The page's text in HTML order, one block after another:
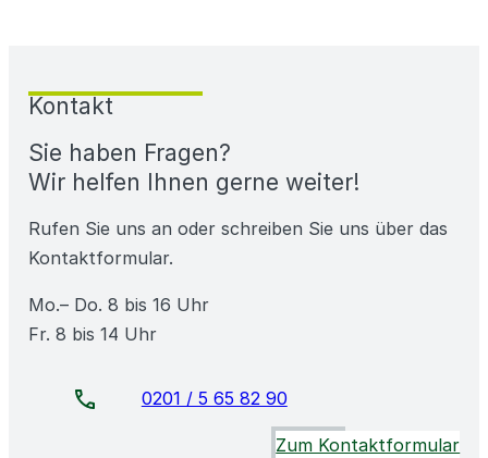
Kontakt
Sie haben Fragen?
Wir helfen Ihnen gerne weiter!
Rufen Sie uns an oder schreiben Sie uns über das
Kontaktformular.
Mo.– Do. 8 bis 16 Uhr
Fr. 8 bis 14 Uhr
0201 / 5 65 82 90
Zum Kontaktformular